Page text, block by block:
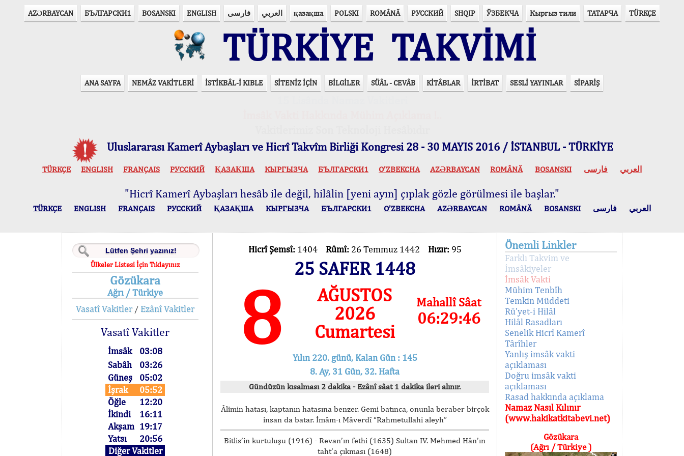
AZӘRBAYCAN БЪЛГАРСКИ1 BOSANSKI ENGLISH فارسی العربي қазақша POLSKI ROMÂNĂ РУССКИЙ SHQIP ЎЗБЕКЧА Кыргыз тили ТАТАРЧА TÜRKÇE
TÜRKİYE TAKVİMİ
ANA SAYFA NEMÂZ VAKİTLERİ İSTİKBÂL-İ KIBLE SİTENİZ İÇİN BİLGİLER SÜÂL - CEVÂB KİTÂBLAR İRTİBAT SESLİ YAYINLAR SİPARİŞ
Uluslararası Kamerî Aybaşları ve Hicrî Takvîm Birliği Kongresi 28 - 30 MAYIS 2016 / İSTANBUL - TÜRKİYE
TÜRKÇE ENGLISH FRANÇAIS РУССКИЙ ҚАЗАҚША КЫPГЫЗЧA БЪЛГАРСКИ1 O’ZBEKCHA AZӘRBAYCAN ROMÂNĂ BOSANSKI العربي فارسی
"Hicrî Kamerî Aybaşları hesâb ile değil, hilâlin [yeni ayın] çıplak gözle görülmesi ile başlar."
TÜRKÇE ENGLISH FRANÇAIS РУССКИЙ ҚАЗАҚША КЫPГЫЗЧA БЪЛГАРСКИ1 O’ZBEKCHA AZӘRBAYCAN ROMÂNĂ BOSANSKI العربي فارسی
Ülkeler Listesi İçin Tıklayınız
Gözükara
Ağrı / Türkiye
Vasatî Vakitler/ Ezânî Vakitler
Vasatî Vakitler
İmsâk
03:08
Sabâh
03:26
Güneş
05:02
İşrak
05:52
Öğle
12:20
İkindi
16:11
Akşam 19:17
Yatsı
20:56
Diğer Vakitler
Hicrî Şemsî: 1404 Rûmî: 26 Temmuz 1442 Hızır: 95
25 SAFER 1448
8
AĞUSTOS
2026
Cumartesi
Mahallî Sâat
06:29:46
Yılın 220. günü, Kalan Gün : 145
8. Ay, 31 Gün, 32. Hafta
Gündüzün kısalması 2 dakika - Ezânî sâat 1 dakika ileri alınır.
Âlimin hatası, kaptanın hatasına benzer. Gemi batınca, onunla beraber birçok
insan da batar. İmâm-ı Mâverdî “Rahmetullahi aleyh”
Bitlis’in kurtuluşu (1916) - Revan’ın fethi (1635) Sultan IV. Mehmed Hân’ın
taht’a çıkması (1648)
Önemli Linkler
Farklı Takvim ve
İmsâkiyeler
İmsâk Vakti
Mühim Tenbîh
Temkin Müddeti
Rü'yet-i Hilâl
Hilâl Rasadları
Senelik Hicrî Kamerî
Târîhler
Yanlış imsâk vakti
açıklaması
Doğru imsâk vakti
açıklaması
Rasad hakkında açıklama
Namaz Nasıl Kılınır
(www.hakikatkitabevi.net)
Gözükara
(Ağrı / Türkiye )